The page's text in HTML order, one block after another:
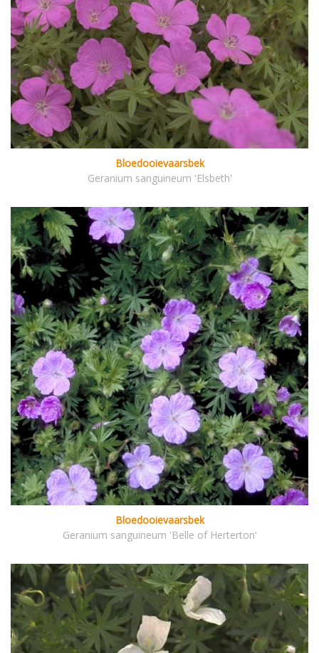
Bloedooievaarsbek
Geranium sanguineum 'Elsbeth'
Bloedooievaarsbek
Geranium sanguineum 'Belle of Herterton'